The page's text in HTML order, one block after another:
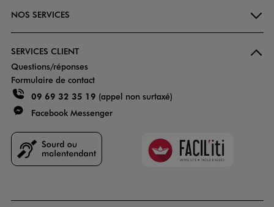
NOS SERVICES
SERVICES CLIENT
Questions/réponses
Formulaire de contact
09 69 32 35 19 (appel non surtaxé)
Facebook Messenger
Faciliti